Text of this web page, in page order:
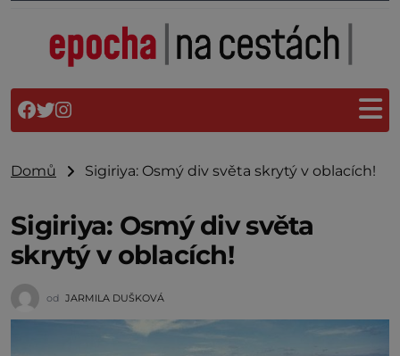
Domů Sigiriya: Osmý div světa skrytý v oblacích!
Sigiriya: Osmý div světa
skrytý v oblacích!
od JARMILA DUŠKOVÁ